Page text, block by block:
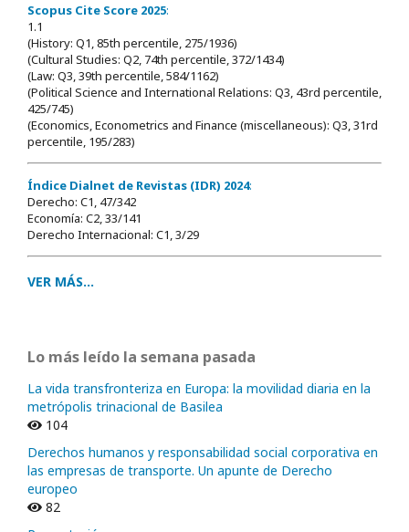
Scopus Cite Score 2025:
1.1
(History: Q1, 85th percentile, 275/1936)
(Cultural Studies: Q2, 74th percentile, 372/1434)
(Law: Q3, 39th percentile, 584/1162)
(Political Science and International Relations: Q3, 43rd percentile,
425/745)
(Economics, Econometrics and Finance (miscellaneous): Q3, 31rd
percentile, 195/283)
Índice Dialnet de Revistas (IDR) 2024:
Derecho: C1, 47/342
Economía: C2, 33/141
Derecho Internacional: C1, 3/29
VER MÁS...
Lo más leído la semana pasada
La vida transfronteriza en Europa: la movilidad diaria en la
metrópolis trinacional de Basilea
104
Derechos humanos y responsabilidad social corporativa en
las empresas de transporte. Un apunte de Derecho
europeo
82